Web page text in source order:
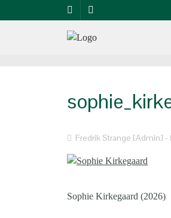
Fredrik Strange [Admin]
Sophie Kirkegaard (2026)